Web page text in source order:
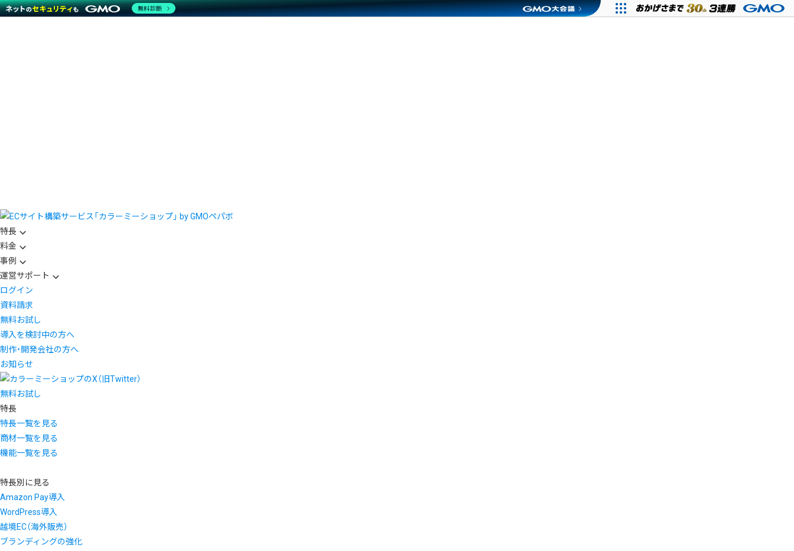
特長
料金
事例
運営サポート
ログイン
資料請求
無料お試し
導入を検討中の方へ
制作・開発会社の方へ
お知らせ
無料お試し
特長
特長一覧を見る
商材一覧を見る
機能一覧を見る
特長別に見る
Amazon Pay導入
WordPress導入
越境EC（海外販売）
ブランディングの強化
無料診断